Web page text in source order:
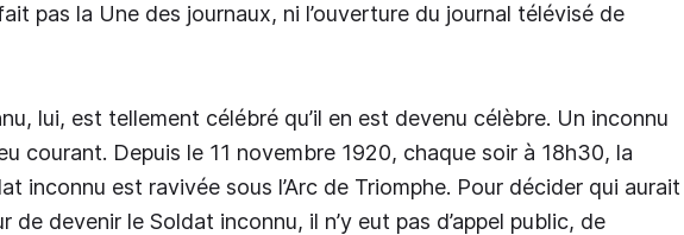
pas la Une des journaux, ni l’ouverture du journal télévisé de
lui, est tellement célébré qu’il en est devenu célèbre. Un inconnu
courant. Depuis le 11 novembre 1920, chaque soir à 18h30, la
inconnu est ravivée sous l’Arc de Triomphe. Pour décider qui aurait
de devenir le Soldat inconnu, il n’y eut pas d’appel public, de